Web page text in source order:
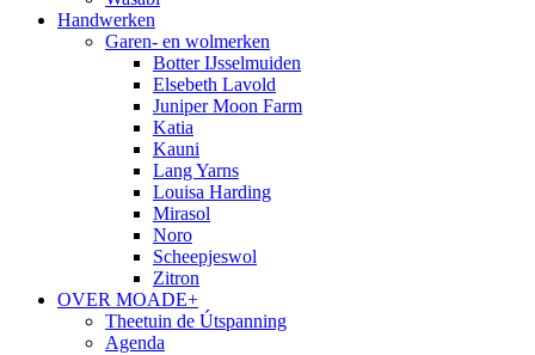
Handwerken
Garen- en wolmerken
Botter IJsselmuiden
Elsebeth Lavold
Juniper Moon Farm
Katia
Kauni
Lang Yarns
Louisa Harding
Mirasol
Noro
Scheepjeswol
Zitron
OVER MOADE+
Theetuin de Útspanning
Agenda